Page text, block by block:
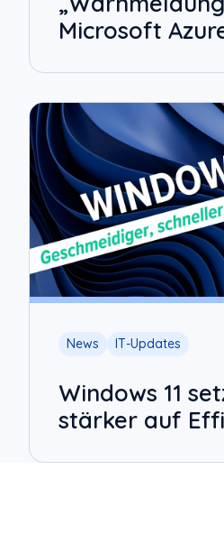
Microsoft
News IT-Updates
Windows 11
stärker auf